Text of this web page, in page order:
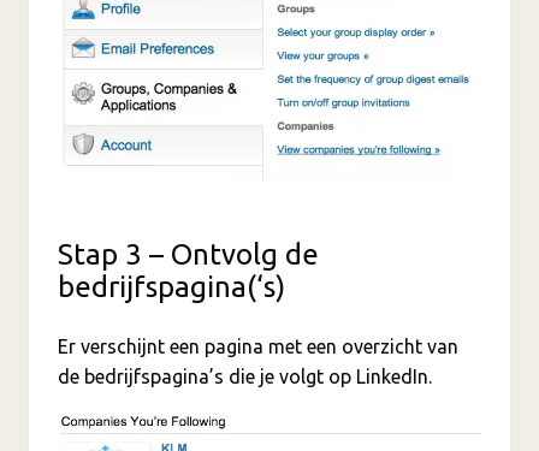
Stap 3 – Ontvolg de
bedrijfspagina(‘s)
Er verschijnt een pagina met een overzicht van
de bedrijfspagina’s die je volgt op LinkedIn.